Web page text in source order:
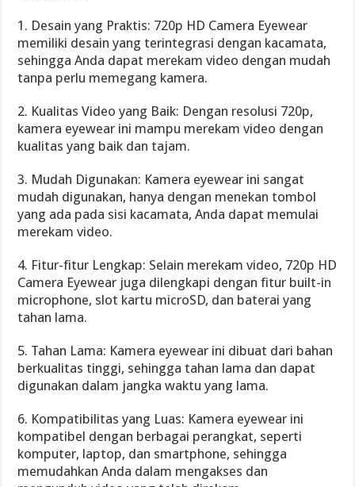
1. Desain yang Praktis: 720p HD Camera Eyewear
memiliki desain yang terintegrasi dengan kacamata,
sehingga Anda dapat merekam video dengan mudah
tanpa perlu memegang kamera.
2. Kualitas Video yang Baik: Dengan resolusi 720p,
kamera eyewear ini mampu merekam video dengan
kualitas yang baik dan tajam.
3. Mudah Digunakan: Kamera eyewear ini sangat
mudah digunakan, hanya dengan menekan tombol
yang ada pada sisi kacamata, Anda dapat memulai
merekam video.
4. Fitur-fitur Lengkap: Selain merekam video, 720p HD
Camera Eyewear juga dilengkapi dengan fitur built-in
microphone, slot kartu microSD, dan baterai yang
tahan lama.
5. Tahan Lama: Kamera eyewear ini dibuat dari bahan
berkualitas tinggi, sehingga tahan lama dan dapat
digunakan dalam jangka waktu yang lama.
6. Kompatibilitas yang Luas: Kamera eyewear ini
kompatibel dengan berbagai perangkat, seperti
komputer, laptop, dan smartphone, sehingga
memudahkan Anda dalam mengakses dan